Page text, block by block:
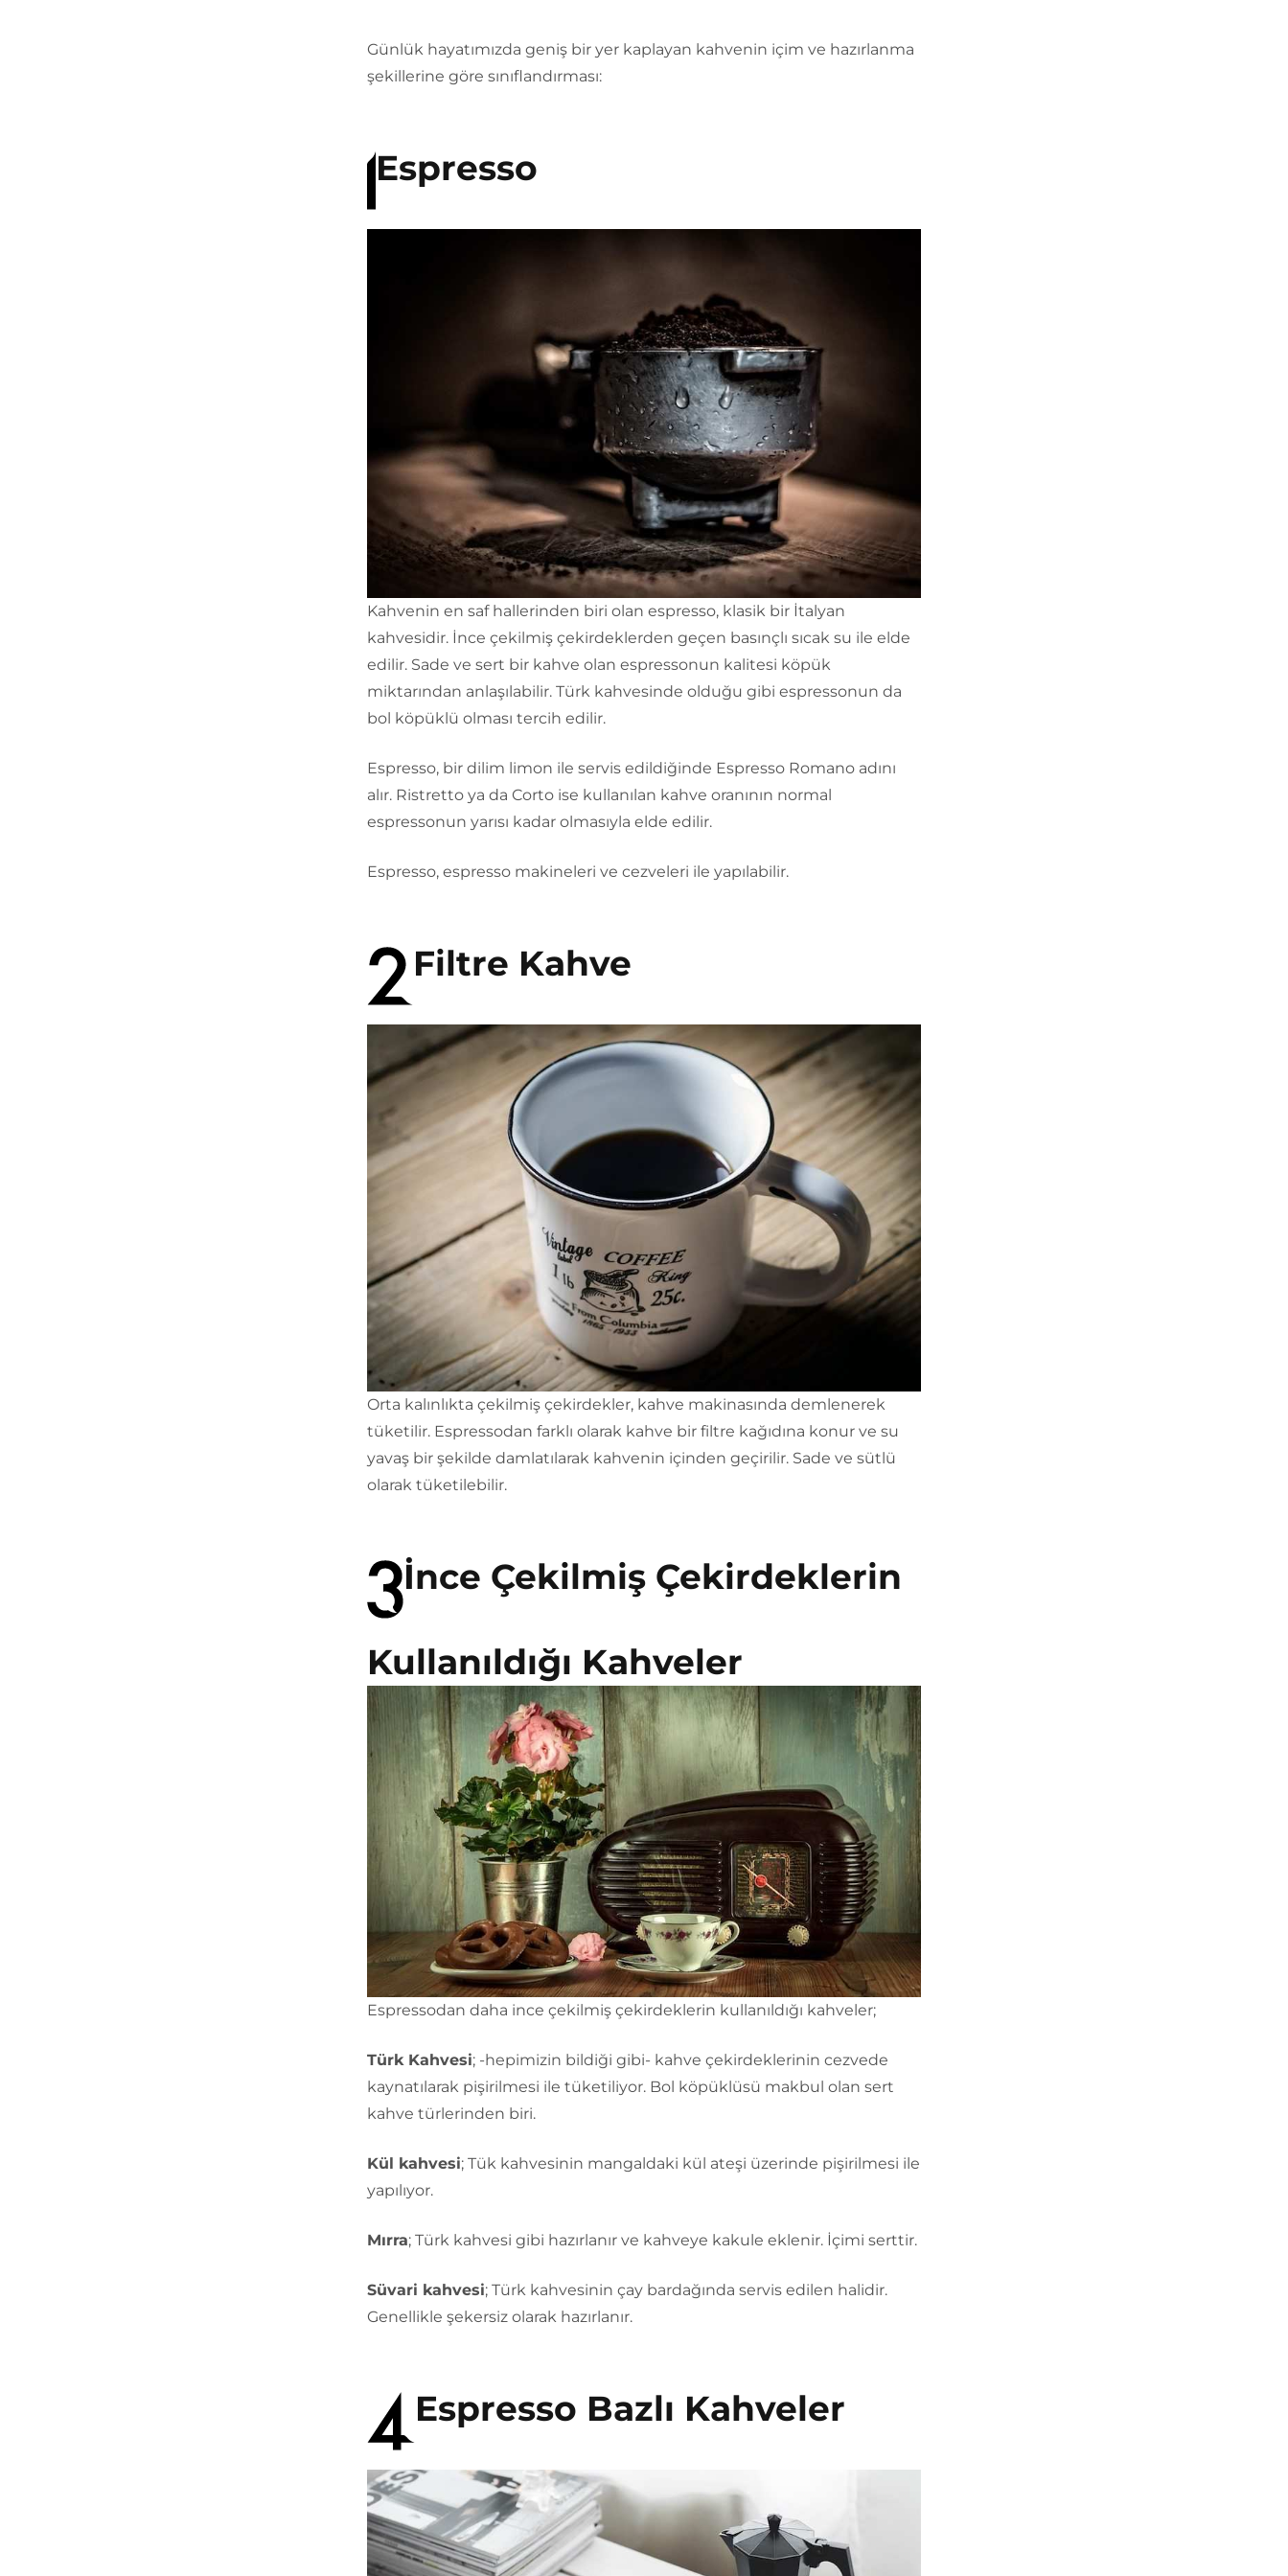
Günlük hayatımızda geniş bir yer kaplayan kahvenin içim ve hazırlanma
şekillerine göre sınıflandırması:
Espresso
Kahvenin en saf hallerinden biri olan espresso, klasik bir İtalyan
kahvesidir. İnce çekilmiş çekirdeklerden geçen basınçlı sıcak su ile elde
edilir. Sade ve sert bir kahve olan espressonun kalitesi köpük
miktarından anlaşılabilir. Türk kahvesinde olduğu gibi espressonun da
bol köpüklü olması tercih edilir.
Espresso, bir dilim limon ile servis edildiğinde Espresso Romano adını
alır. Ristretto ya da Corto ise kullanılan kahve oranının normal
espressonun yarısı kadar olmasıyla elde edilir.
Espresso, espresso makineleri ve cezveleri ile yapılabilir.
Filtre Kahve
Orta kalınlıkta çekilmiş çekirdekler, kahve makinasında demlenerek
tüketilir. Espressodan farklı olarak kahve bir filtre kağıdına konur ve su
yavaş bir şekilde damlatılarak kahvenin içinden geçirilir. Sade ve sütlü
olarak tüketilebilir.
İnce Çekilmiş Çekirdeklerin
Kullanıldığı Kahveler
Espressodan daha ince çekilmiş çekirdeklerin kullanıldığı kahveler;
Türk Kahvesi; -hepimizin bildiği gibi- kahve çekirdeklerinin cezvede
kaynatılarak pişirilmesi ile tüketiliyor. Bol köpüklüsü makbul olan sert
kahve türlerinden biri.
Kül kahvesi; Tük kahvesinin mangaldaki kül ateşi üzerinde pişirilmesi ile
yapılıyor.
Mırra; Türk kahvesi gibi hazırlanır ve kahveye kakule eklenir. İçimi serttir.
Süvari kahvesi; Türk kahvesinin çay bardağında servis edilen halidir.
Genellikle şekersiz olarak hazırlanır.
Espresso Bazlı Kahveler